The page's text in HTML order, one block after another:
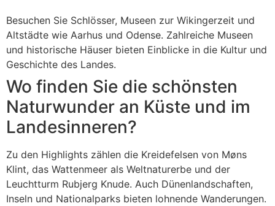
Besuchen Sie Schlösser, Museen zur Wikingerzeit und
Altstädte wie Aarhus und Odense. Zahlreiche Museen
und historische Häuser bieten Einblicke in die Kultur und
Geschichte des Landes.
Wo finden Sie die schönsten
Naturwunder an Küste und im
Landesinneren?
Zu den Highlights zählen die Kreidefelsen von Møns
Klint, das Wattenmeer als Weltnaturerbe und der
Leuchtturm Rubjerg Knude. Auch Dünenlandschaften,
Inseln und Nationalparks bieten lohnende Wanderungen.